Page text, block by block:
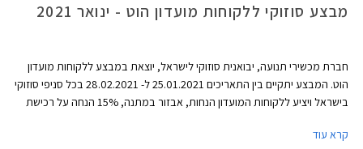
מבצע סוזוקי ללקוחות מועדון הוט - ינואר 2021
חברת מכשירי תנועה, יבואנית סוזוקי לישראל, יוצאת במבצע ללקוחות מועדון
הוט. המבצע יתקיים בין התאריכים 25.01.2021 ל- 28.02.2021 בכל סניפי סוזוקי
בישראל ויציע ללקוחות המועדון הנחות, אבזור במתנה, 15% הנחה על רכישת
של המועדון, ואפשרות להלוואה ללא ריבית עד 70,000 ₪.
קרא עוד